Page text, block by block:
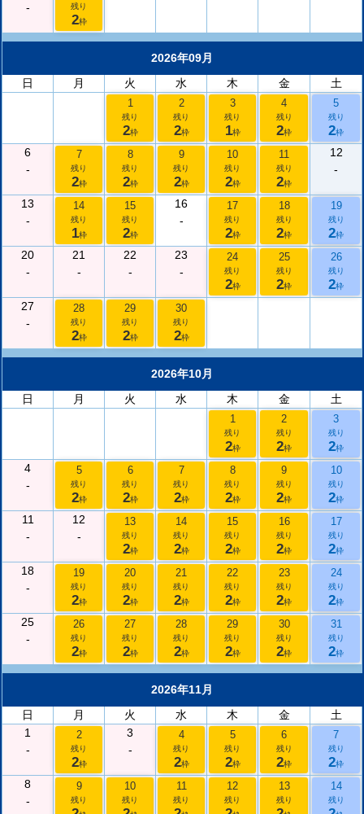
-
残り
2枠
2026年09月
日
月 火 水 木 金 土
1
残り
2枠
2
残り
2枠
3
残り
1枠
4
残り
2枠
5
残り
2枠
6
-
7
残り
2枠
8
残り
2枠
9
残り
2枠
10
残り
2枠
11
残り
2枠
12
-
13
-
14
残り
1枠
15
残り
2枠
16
-
17
残り
2枠
18
残り
2枠
19
残り
2枠
20
-
21
-
22
-
23
-
24
残り
2枠
25
残り
2枠
26
残り
2枠
27
-
28
残り
2枠
29
残り
2枠
30
残り
2枠
2026年10月
日
月 火 水 木 金 土
1
残り
2枠
2
残り
2枠
3
残り
2枠
4
-
5
残り
2枠
6
残り
2枠
7
残り
2枠
8
残り
2枠
9
残り
2枠
10
残り
2枠
11
-
12
-
13
残り
2枠
14
残り
2枠
15
残り
2枠
16
残り
2枠
17
残り
2枠
18
-
19
残り
2枠
20
残り
2枠
21
残り
2枠
22
残り
2枠
23
残り
2枠
24
残り
2枠
25
-
26
残り
2枠
27
残り
2枠
28
残り
2枠
29
残り
2枠
30
残り
2枠
31
残り
2枠
2026年11月
日
月 火 水 木 金
土
1
-
2
残り
2枠
3
-
4
残り
2枠
5
残り
2枠
6
残り
2枠
7
残り
2枠
8
-
9
残り
10
残り
11
残り
12
残り
13
残り
14
残り